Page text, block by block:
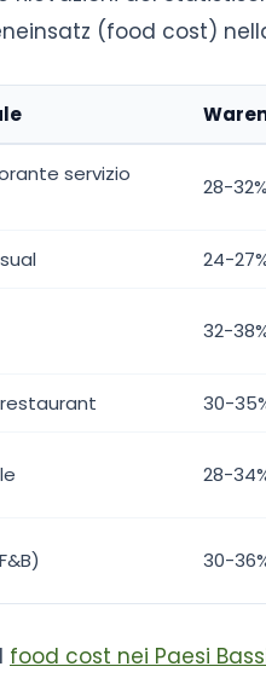
(food cost)
servizio
28-32%
24-
32-
30-
28-
30-
food cost nei Paesi